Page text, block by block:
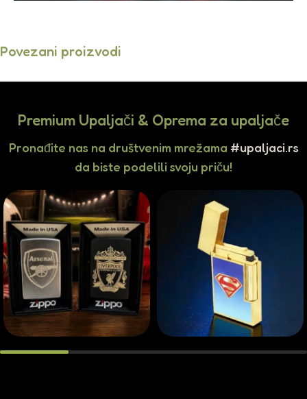
Povezani proizvodi
Premium Upaljači & Oprema za upaljače
Pronađite nas na društvenim mrežama #upaljaci.rs
da biste podelili svoju priču!